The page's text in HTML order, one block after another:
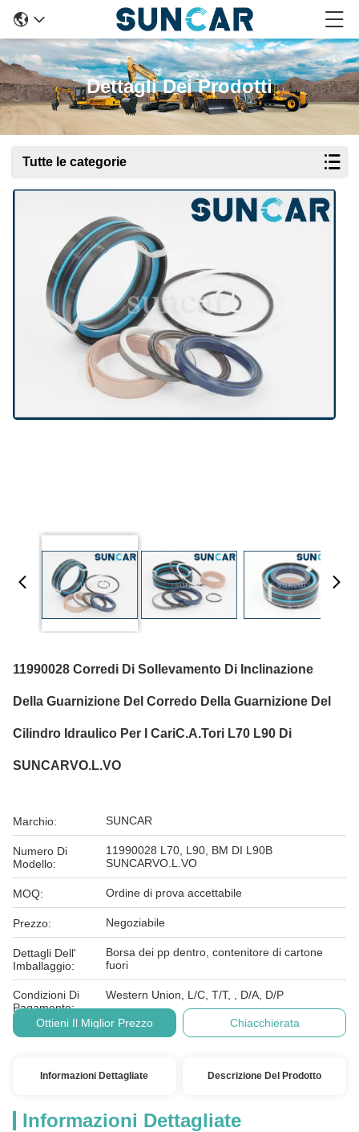
Dettagli Dei Prodotti
Tutte le categorie
11990028 Corredi Di Sollevamento Di Inclinazione
Della Guarnizione Del Corredo Della Guarnizione Del
Cilindro Idraulico Per I CariC.A.Tori L70 L90 Di
SUNCARVO.L.VO
Marchio: SUNCAR
Numero Di
Modello:
11990028 L70, L90, BM DI L90B
SUNCARVO.L.VO
MOQ: Ordine di prova accettabile
Prezzo: Negoziabile
Dettagli Dell'
Imballaggio:
Borsa dei pp dentro, contenitore di cartone
fuori
Condizioni Di
Pagamento:
Western Union, L/C, T/T, , D/A, D/P
Ottieni Il Miglior Prezzo Chiacchierata
Informazioni Dettagliate Descrizione Del Prodotto
Informazioni Dettagliate